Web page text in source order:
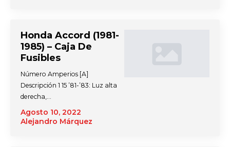
Honda Accord (1981-
1985) – Caja De
Fusibles
Agosto 10, 2022
Alejandro Márquez
Número Amperios [A]
Descripción 1 15 ’81-’83: Luz alta
derecha,…